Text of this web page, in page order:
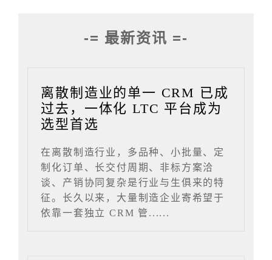
-= 最新资讯 =-
离散制造业的单一 CRM 已成
过去，一体化 LTC 平台成为
选型首选
在离散制造行业，多品种、小批量、定
制化订单、长交付周期、非标方案洽
谈、产销协同复杂是行业与生俱来的特
征。长久以来，大量制造企业寄希望于
依靠一套独立 CRM 管......